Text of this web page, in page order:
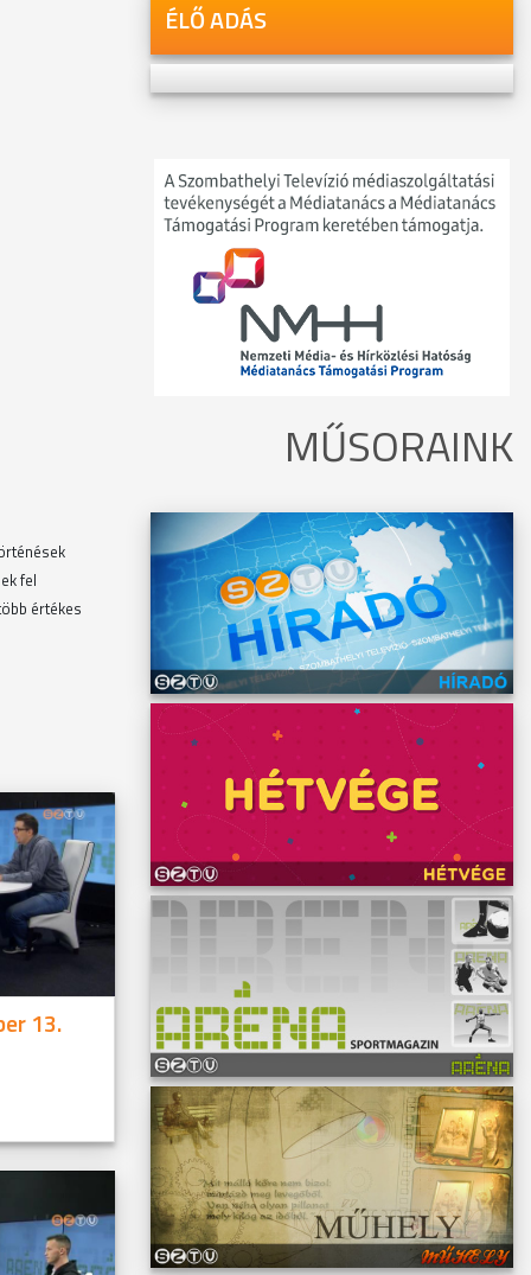
fel
értékes
13.
ÉLŐ ADÁS
MŰSORAINK